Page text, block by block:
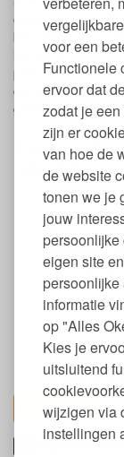
voor een
Functionele
ervoor dat
zodat je
zijn er
van hoe de
de website
tonen we je
jouw
eigen site
informatie
op "Alles
Kies je
uitsluitend
wijzigen via
instellingen
opgezet. De
kleurstoffen en
lijn zijn op basis
petrochemische
gemodificeerde
navulling
Inhoud:
100%
Vrij van
Biologisch
Voor het
Ideaal voor
Voor het
Vegan
Ecologisch
Dierproefvrij
Ecogarantie
toon alles